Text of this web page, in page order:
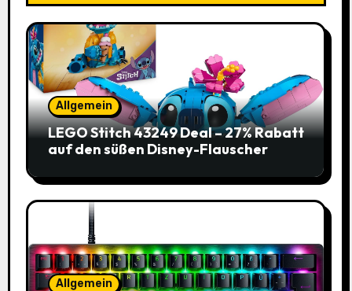
Allgemein
LEGO Stitch 43249 Deal – 27% Rabatt
auf den süßen Disney-Flauscher
Allgemein